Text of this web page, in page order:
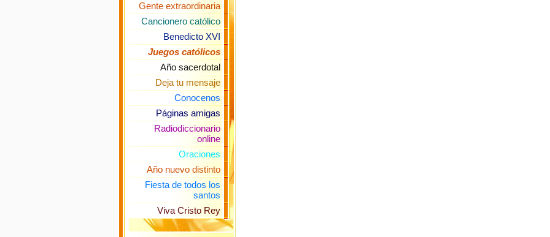
Gente extraordinaria
Cancionero católico
Benedicto XVI
Juegos católicos
Año sacerdotal
Deja tu mensaje
Conocenos
Páginas amigas
Radiodiccionario
online
Oraciones
Año nuevo distinto
Fiesta de todos los
santos
Viva Cristo Rey